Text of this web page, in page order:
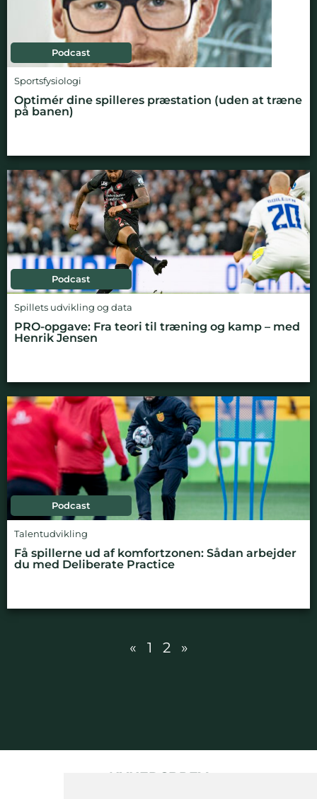
Podcast
Sportsfysiologi
Optimér dine spilleres præstation (uden at træne
på banen)
Podcast
Spillets udvikling og data
PRO-opgave: Fra teori til træning og kamp – med
Henrik Jensen
Podcast
Talentudvikling
Få spillerne ud af komfortzonen: Sådan arbejder
du med Deliberate Practice
« 1 2 »
NYHEDSBREV